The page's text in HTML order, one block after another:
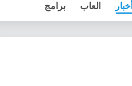
أخبار العاب برامج